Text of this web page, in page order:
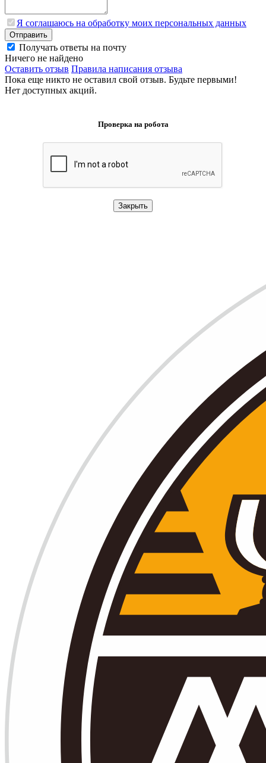
Я соглашаюсь на обработку моих персональных данных
Отправить
Получать ответы на почту
Ничего не найдено
Оставить отзыв Правила написания отзыва
Пока еще никто не оставил свой отзыв. Будьте первыми!
Нет доступных акций.
Проверка на робота
Закрыть